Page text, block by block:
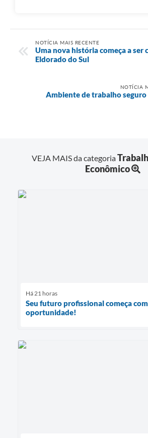
NOTÍCIA MAIS RECENTE
Uma nova história começa a ser
Eldorado do Sul
NOTÍCIA
Ambiente de trabalho seguro
VEJA MAIS da categoria
Econômico
Há 21 horas
Seu futuro profissional começa
oportunidade!